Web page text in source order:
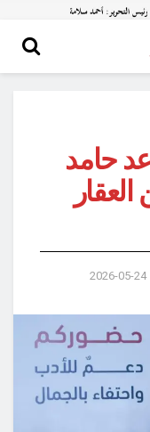
حامد
2026-05-24